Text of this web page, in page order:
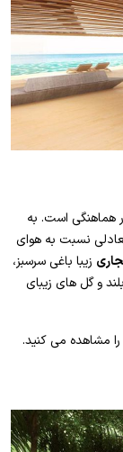
هماهنگی است. به
نسبت به هوای
زیبا باغی سرسبز،
و گل های زیبای
مشاهده می کنید.